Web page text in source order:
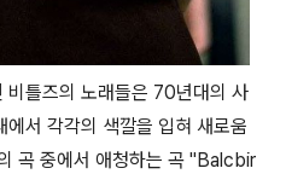
비틀즈의 노래들은 70년대의 사
서 각각의 색깔을 입혀 새로움
곡 중에서 애청하는 곡 "Balcbir